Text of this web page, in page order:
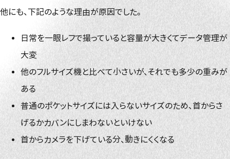
他にも、下記のような理由が原因でした。
日常を一眼レフで撮っていると容量が大きくてデータ管理が
大変
他のフルサイズ機と比べて小さいが、それでも多少の重みが
ある
普通のポケットサイズには入らないサイズのため、首からさ
げるかカバンにしまわないといけない
首からカメラを下げている分、動きにくくなる